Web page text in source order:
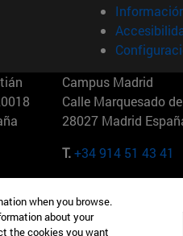
Campus Madrid
Calle Marquesado
28027 Madrid
T.+34 914 51 43 41
York Maria-Theresia-
Múnich Alemania
when you browse.
about your
the cookies you want